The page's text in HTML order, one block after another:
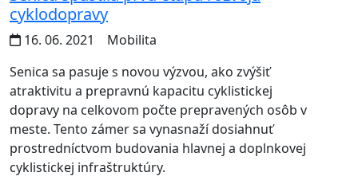
cyklodopravy
16. 06. 2021
Mobilita
Senica sa pasuje s novou výzvou, ako zvýšiť
atraktivitu a prepravnú kapacitu cyklistickej
dopravy na celkovom počte prepravených osôb v
meste. Tento zámer sa vynasnaží dosiahnuť
prostredníctvom budovania hlavnej a doplnkovej
cyklistickej infraštruktúry.